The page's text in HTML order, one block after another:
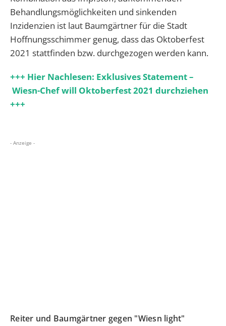
Behandlungsmöglichkeiten und sinkenden
Inzidenzien ist laut Baumgärtner für die Stadt
Hoffnungsschimmer genug, dass das Oktoberfest
2021 stattfinden bzw. durchgezogen werden kann.
+++ Hier Nachlesen: Exklusives Statement –
Wiesn-Chef will Oktoberfest 2021 durchziehen
+++
- Anzeige -
Reiter und Baumgärtner gegen "Wiesn light"